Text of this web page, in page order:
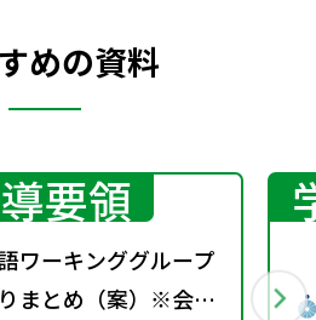
めの資料
要領
ワーキンググループ
まとめ（案）※会議